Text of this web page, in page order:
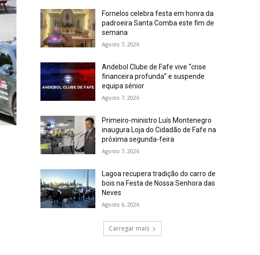
Fornelos celebra festa em honra da
padroeira Santa Comba este fim de
semana
Agosto 7, 2026
Andebol Clube de Fafe vive “crise
financeira profunda” e suspende
equipa sénior
Agosto 7, 2026
Primeiro-ministro Luís Montenegro
inaugura Loja do Cidadão de Fafe na
próxima segunda-feira
Agosto 7, 2026
Lagoa recupera tradição do carro de
bois na Festa de Nossa Senhora das
Neves
Agosto 6, 2026
Carregar mais